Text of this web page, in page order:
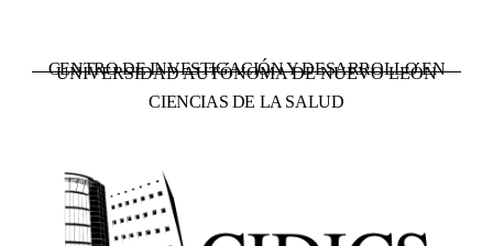
UNIVERSIDAD AUTÓNOMA DE NUEVO LEÓN
CENTRO DE INVESTIGACIÓN Y DESARROLLO EN
CIENCIAS DE LA SALUD